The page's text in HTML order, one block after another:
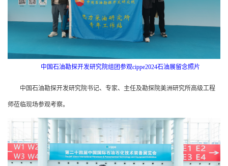
中国石油勘探开发研究院组团参观cippe2024石油展留念照片
中国石油勘探开发研究院书记、专家、主任及勘探院美洲研究所高级工程
师莅临现场参观考察。